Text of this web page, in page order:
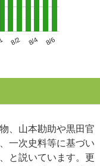
8/2 8/4 8/6
、山本勘助や黒田官
一次史料等に基づい
と説いています。更